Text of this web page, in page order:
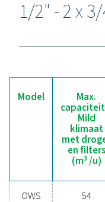
Klaar om uw
uw
beschermen
bedrijfskosten
ons op